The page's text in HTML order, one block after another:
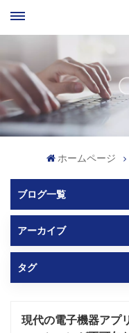
ホームページ
ブログ一覧
アーカイブ
タグ
現代の電子機器アプ